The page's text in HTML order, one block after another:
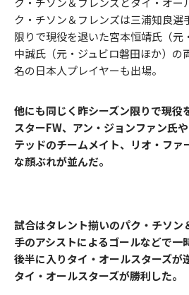
ク・チソン＆フレンズは三浦知良選
限りで現役を退いた宮本恒靖氏（元
中誠氏（元・ジュビロ磐田ほか）の
名の日本人プレイヤーも出場。
他にも同じく昨シーズン限りで現役
スターFW、アン・ジョンファン氏
テッドのチームメイト、リオ・ファ
な顔ぶれが並んだ。
試合はタレント揃いのパク・チソン
手のアシストによるゴールなどで一
後半に入りタイ・オールスターズが
タイ・オールスターズが勝利した。